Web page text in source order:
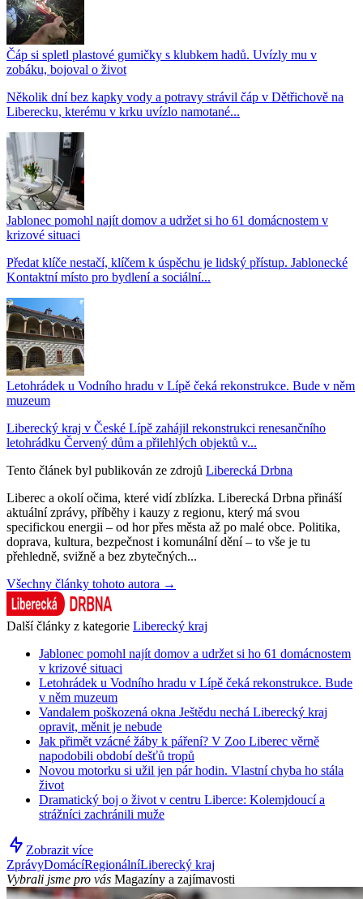
Čáp si spletl plastové gumičky s klubkem hadů. Uvízly mu v
zobáku, bojoval o život
Několik dní bez kapky vody a potravy strávil čáp v Dětřichově na
Liberecku, kterému v krku uvízlo namotané...
Jablonec pomohl najít domov a udržet si ho 61 domácnostem v
krizové situaci
Předat klíče nestačí, klíčem k úspěchu je lidský přístup. Jablonecké
Kontaktní místo pro bydlení a sociální...
Letohrádek u Vodního hradu v Lípě čeká rekonstrukce. Bude v něm
muzeum
Liberecký kraj v České Lípě zahájil rekonstrukci renesančního
letohrádku Červený dům a přilehlých objektů v...
Tento článek byl publikován ze zdrojů Liberecká Drbna
Liberec a okolí očima, které vidí zblízka. Liberecká Drbna přináší
aktuální zprávy, příběhy i kauzy z regionu, který má svou
specifickou energii – od hor přes města až po malé obce. Politika,
doprava, kultura, bezpečnost i komunální dění – to vše je tu
přehledně, svižně a bez zbytečných...
Všechny články tohoto autora →
Další články z kategorie Liberecký kraj
Jablonec pomohl najít domov a udržet si ho 61 domácnostem
v krizové situaci
Letohrádek u Vodního hradu v Lípě čeká rekonstrukce. Bude
v něm muzeum
Vandalem poškozená okna Ještědu nechá Liberecký kraj
opravit, měnit je nebude
Jak přimět vzácné žáby k páření? V Zoo Liberec věrně
napodobili období dešťů tropů
Novou motorku si užil jen pár hodin. Vlastní chyba ho stála
život
Dramatický boj o život v centru Liberce: Kolemjdoucí a
strážníci zachránili muže
Zobrazit více
ZprávyDomácíRegionálníLiberecký kraj
Vybrali jsme pro vás Magazíny a zajímavosti